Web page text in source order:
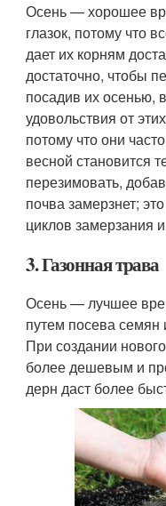
Осень — хорошее
глазок, потому что
дает их корням
достаточно, чтобы
посадив их осенью,
удовольствия от
потому что они
весной становится
перезимовать,
почва замерзнет;
циклов замерзания
3. Газонная трава
Осень — лучшее
путем посева семян
При создании
более дешевым и
дерн даст более